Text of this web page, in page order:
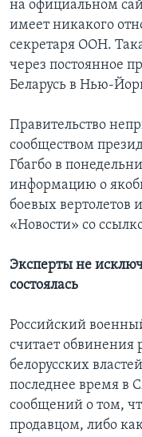
на официальном
имеет никакого
секретаря ООН.
через постоянное
Беларусь в Нью-
Правительство
сообществом
Гбагбо в
информацию о
боевых вертолетов
«Новости» со
Эксперты не
состоялась
Российский
считает обвинения
белорусских
последнее время в
сообщений о том,
продавцом, либо